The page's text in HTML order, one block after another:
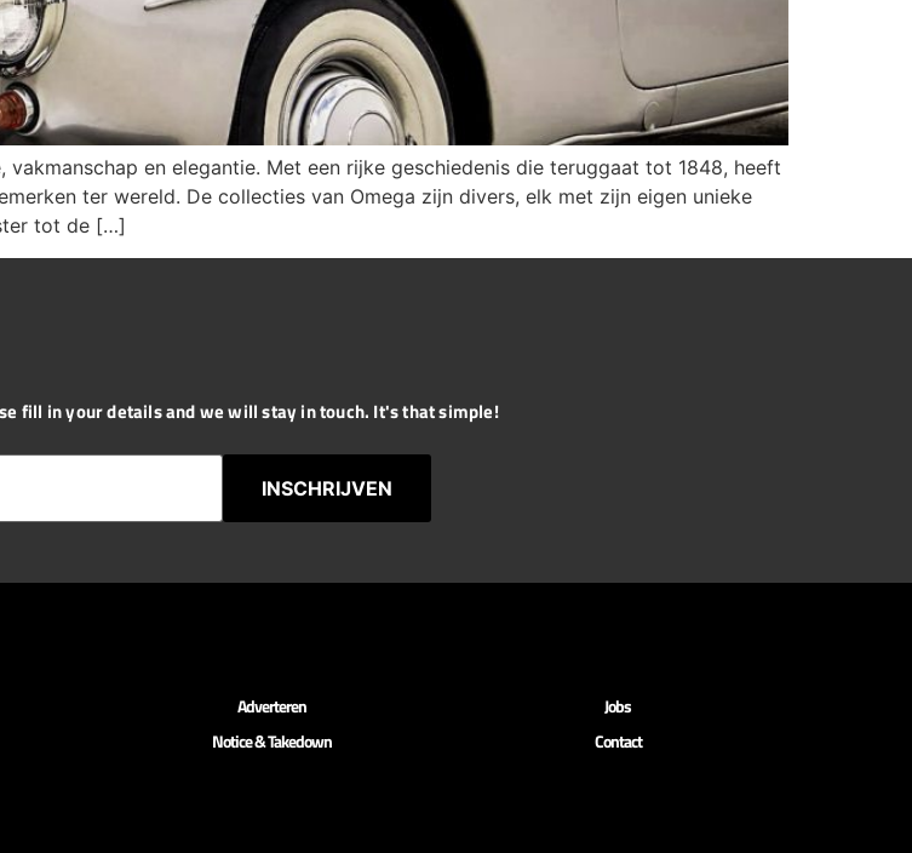
en elegantie. Met een rijke geschiedenis die teruggaat tot 1848, heeft
ter wereld. De collecties van Omega zijn divers, elk met zijn eigen unieke
tot de […]
fill in your details and we will stay in touch. It's that simple!
INSCHRIJVEN
Adverteren
Notice & Takedown
Jobs
Contact